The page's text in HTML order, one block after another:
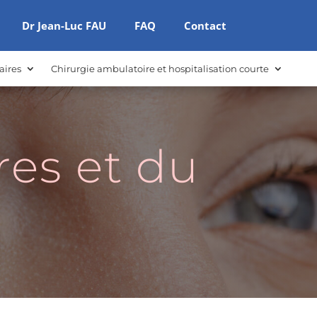
Dr Jean-Luc FAU FAQ Contact
Chirurgie ambulatoire et hospitalisation courte
et du